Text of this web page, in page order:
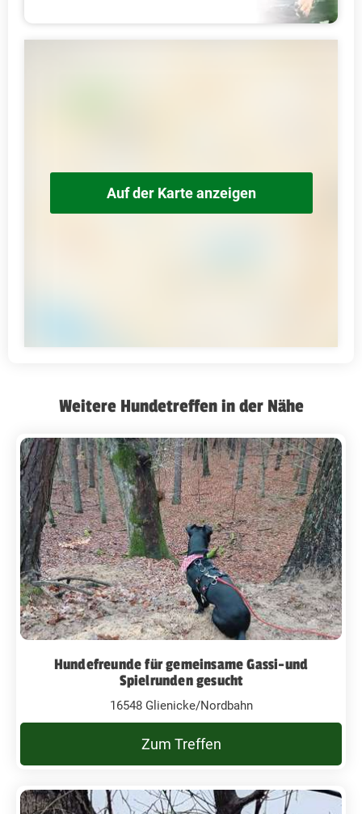
Auf der Karte anzeigen
Weitere Hundetreffen in der Nähe
Hundefreunde für gemeinsame Gassi-und
Spielrunden gesucht
16548 Glienicke/Nordbahn
Zum Treffen